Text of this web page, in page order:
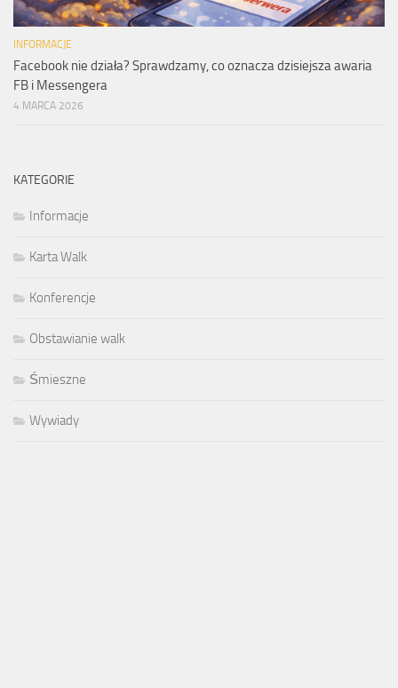
INFORMACJE
Facebook nie działa? Sprawdzamy, co oznacza dzisiejsza awaria
FB i Messengera
4 MARCA 2026
KATEGORIE
Informacje
Karta Walk
Konferencje
Obstawianie walk
Śmieszne
Wywiady